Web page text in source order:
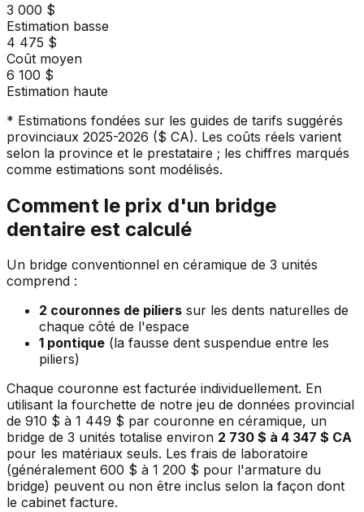
3 000 $
Estimation basse
4 475 $
Coût moyen
6 100 $
Estimation haute
* Estimations fondées sur les guides de tarifs suggérés
provinciaux 2025-2026 ($ CA). Les coûts réels varient
selon la province et le prestataire ; les chiffres marqués
comme estimations sont modélisés.
Comment le prix d'un bridge
dentaire est calculé
Un bridge conventionnel en céramique de 3 unités
comprend :
2 couronnes de piliers sur les dents naturelles de
chaque côté de l'espace
1 pontique (la fausse dent suspendue entre les
piliers)
Chaque couronne est facturée individuellement. En
utilisant la fourchette de notre jeu de données provincial
de 910 $ à 1 449 $ par couronne en céramique, un
bridge de 3 unités totalise environ 2 730 $ à 4 347 $ CA
pour les matériaux seuls. Les frais de laboratoire
(généralement 600 $ à 1 200 $ pour l'armature du
bridge) peuvent ou non être inclus selon la façon dont
le cabinet facture.